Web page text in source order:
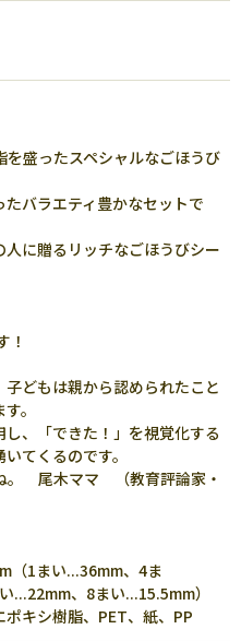
盛ったスペシャルなごほうび
バラエティ豊かなセットで
に贈るリッチなごほうびシー
！
どもは親から認められたこと
。
し、「できた！」を視覚化する
てくるのです。
。 尾木ママ （教育評論家・
（1まい...36mm、4ま
...22mm、8まい...15.5mm）
キシ樹脂、PET、紙、PP